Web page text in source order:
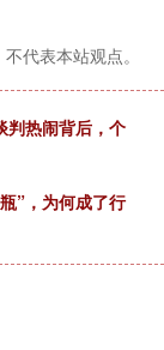
代表本站观点。
判热闹背后，个
”，为何成了行